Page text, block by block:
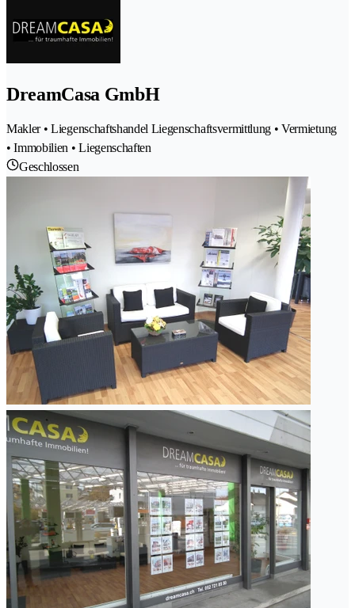
DreamCasa GmbH
Makler • Liegenschaftshandel Liegenschaftsvermittlung • Vermietung
• Immobilien • Liegenschaften
Geschlossen